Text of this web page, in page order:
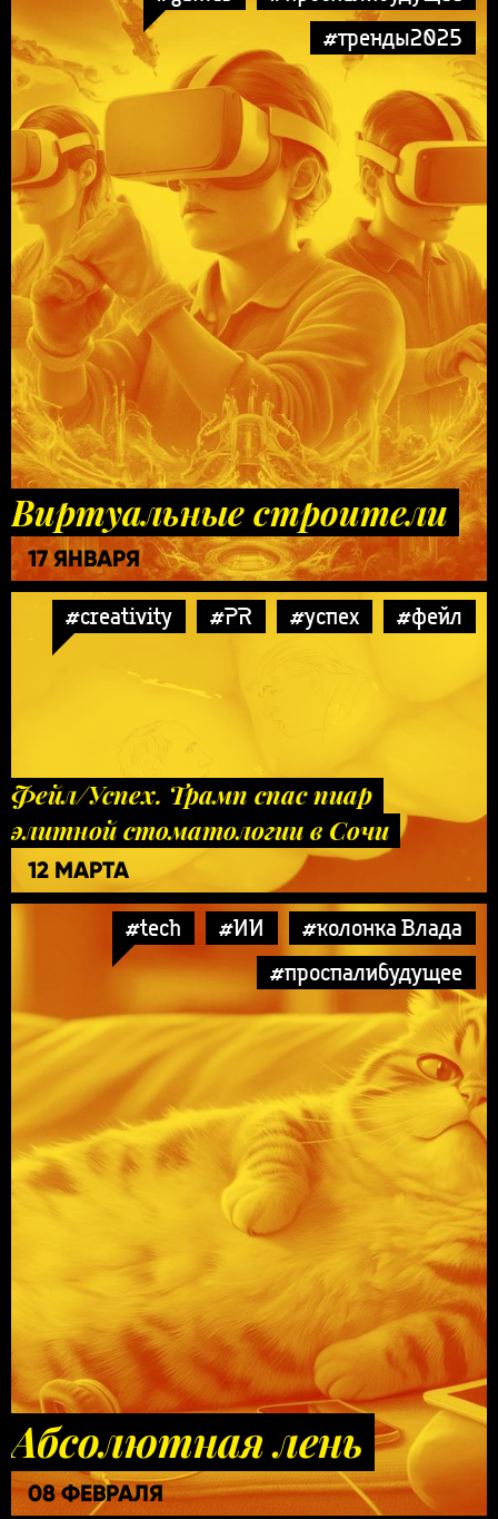
#тренды2025
Виртуальные строители
17 ЯНВАРЯ
#creativity #PR #успех #фейл
Фейл/Успех. Трамп спас пиар
элитной стоматологии в Сочи
12 МАРТА
#tech #ИИ
#колонка Влада
#проспалибудущее
Абсолютная лень
08 ФЕВРАЛЯ